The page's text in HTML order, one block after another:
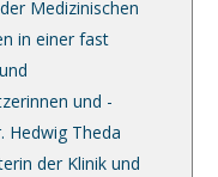
Medizinischen
in einer fast
und -
Hedwig Theda
der Klinik und